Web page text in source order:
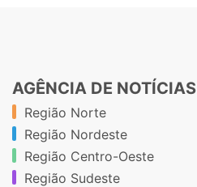
AGÊNCIA DE NOTÍCIAS
Região Norte
Região Nordeste
Região Centro-Oeste
Região Sudeste